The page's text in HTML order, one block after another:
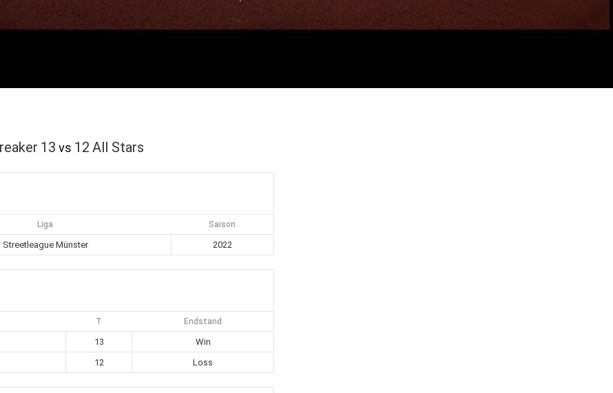
13 vs 12 All Stars
Liga Saison
Streetleague Münster 2022
T Endstand
13
Win
12 Loss